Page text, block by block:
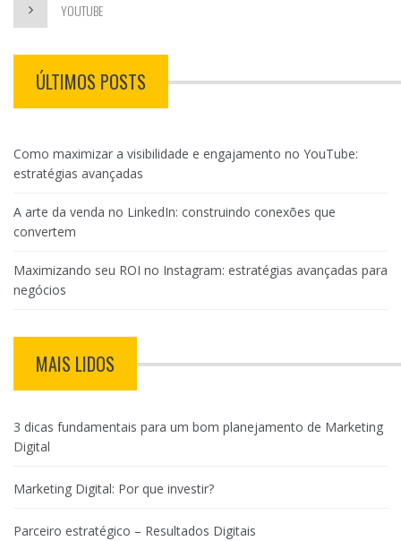
YOUTUBE
ÚLTIMOS POSTS
Como maximizar a visibilidade e engajamento no YouTube:
estratégias avançadas
A arte da venda no LinkedIn: construindo conexões que
convertem
Maximizando seu ROI no Instagram: estratégias avançadas para
negócios
MAIS LIDOS
3 dicas fundamentais para um bom planejamento de Marketing
Digital
Marketing Digital: Por que investir?
Parceiro estratégico – Resultados Digitais